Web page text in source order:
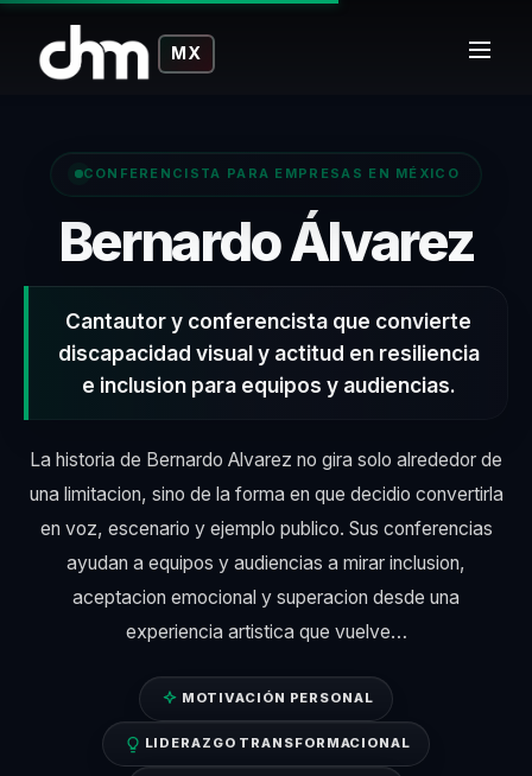
MX
CONFERENCISTA PARA EMPRESAS EN MÉXICO
Bernardo Álvarez–
Cantautor y conferencista que convierte
discapacidad visual y actitud en resiliencia
e inclusion para equipos y audiencias.
La historia de Bernardo Alvarez no gira solo alrededor de
una limitacion, sino de la forma en que decidio convertirla
en voz, escenario y ejemplo publico. Sus conferencias
ayudan a equipos y audiencias a mirar inclusion,
aceptacion emocional y superacion desde una
experiencia artistica que vuelve…
MOTIVACIÓN PERSONAL
LIDERAZGO TRANSFORMACIONAL